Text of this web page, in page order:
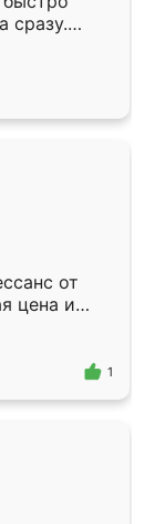
сразу.
к
Собрали
даже
от
цена и
1